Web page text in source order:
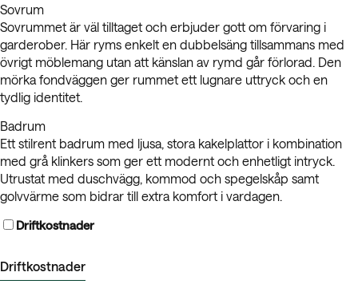
Sovrum
Sovrummet är väl tilltaget och erbjuder gott om förvaring i
garderober. Här ryms enkelt en dubbelsäng tillsammans med
övrigt möblemang utan att känslan av rymd går förlorad. Den
mörka fondväggen ger rummet ett lugnare uttryck och en
tydlig identitet.
Badrum
Ett stilrent badrum med ljusa, stora kakelplattor i kombination
med grå klinkers som ger ett modernt och enhetligt intryck.
Utrustat med duschvägg, kommod och spegelskåp samt
golvvärme som bidrar till extra komfort i vardagen.
Driftkostnader
Driftkostnader